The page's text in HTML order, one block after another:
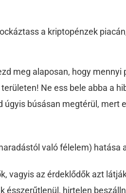
a kriptopénzek
meg alaposan, hogy
Ne ess bele abba a
úgyis búsásan megtérül, mert
való félelem) hatása
vagyis az érdeklődők azt
ésszerűtlenül, hirtelen